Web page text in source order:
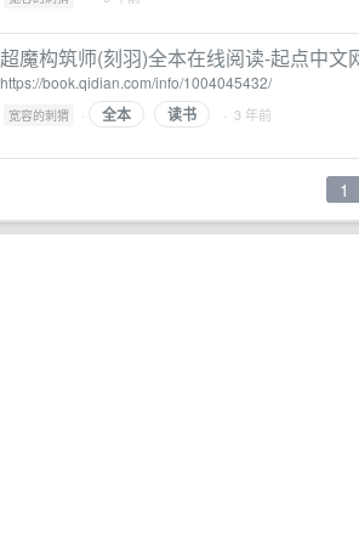
超魔构筑师(刻羽)全本在线阅读-起点中文
https://book.qidian.com/info/1004045432/
宽容的刺猬 · 全本 读书 · 3 年前
1